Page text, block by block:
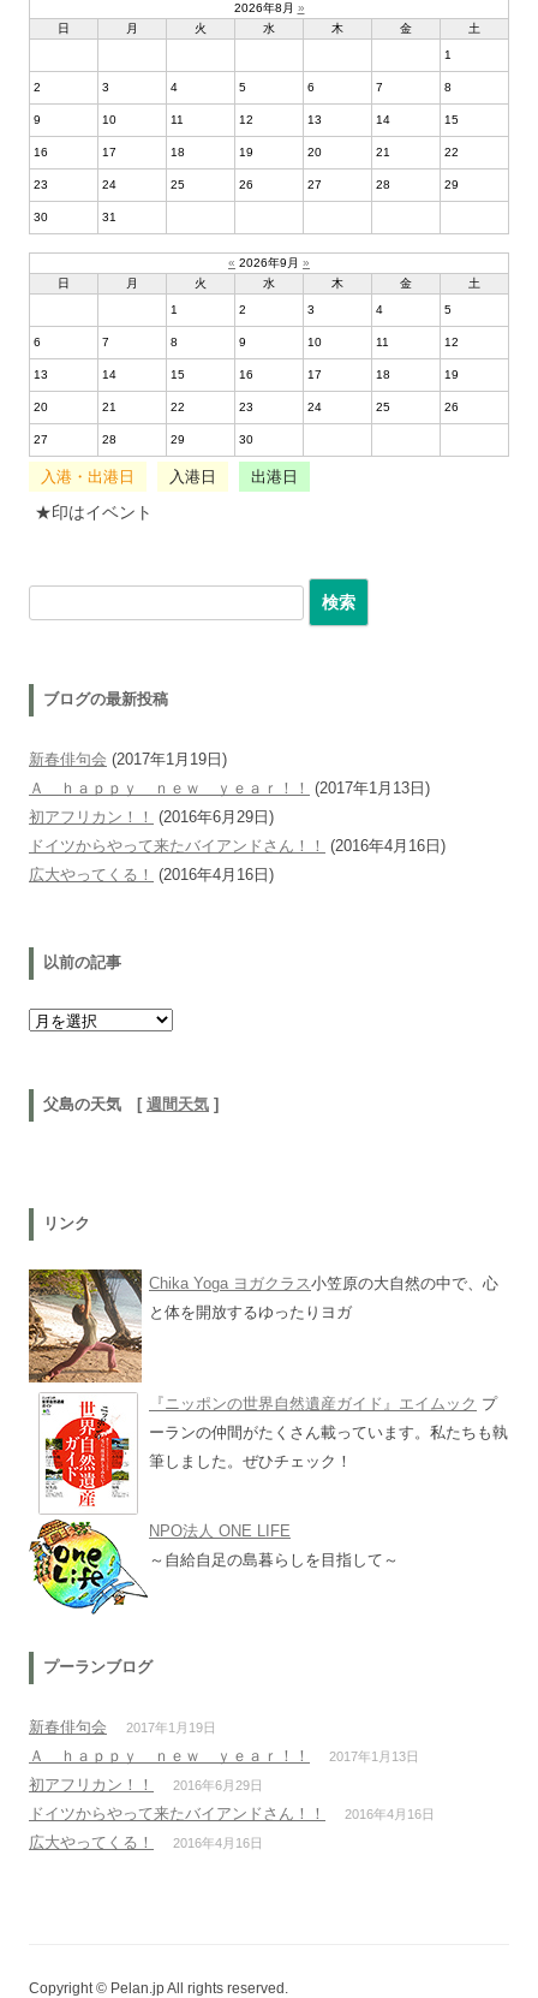
2026年8月 »
日
月 火 水 木 金
土
1
2 3 4 5 6 7 8
9 10 11 12 13 14 15
16 17 18 19 20 21 22
23 24 25 26 27 28 29
30 31
« 2026年9月 »
日
月 火 水 木 金
土
1
2 3 4 5
6 7 8 9 10 11 12
13 14 15 16 17 18 19
20 21 22 23 24 25 26
27 28 29 30
入港・出港日 入港日 出港日
★印はイベント
検索:
ブログの最新投稿
新春俳句会 (2017年1月19日)
Ａ ｈａｐｐｙ ｎｅｗ ｙｅａｒ！！
(2017年1月13日)
初アフリカン！！
(2016年6月29日)
ドイツからやって来たバイアンドさん！！
(2016年4月16日)
広大やってくる！
(2016年4月16日)
以前の記事
以前の記事
父島の天気 [ 週間天気 ]
リンク
Chika Yoga ヨガクラス小笠原の大自然の中で、心
と体を開放するゆったりヨガ
『ニッポンの世界自然遺産ガイド』エイムック プ
ーランの仲間がたくさん載っています。私たちも執
筆しました。ぜひチェック！
NPO法人 ONE LIFE
～自給自足の島暮らしを目指して～
プーランブログ
新春俳句会 2017年1月19日
Ａ ｈａｐｐｙ ｎｅｗ ｙｅａｒ！！ 2017年1月13日
初アフリカン！！ 2016年6月29日
ドイツからやって来たバイアンドさん！！ 2016年4月16日
広大やってくる！ 2016年4月16日
Copyright © Pelan.jp All rights reserved.